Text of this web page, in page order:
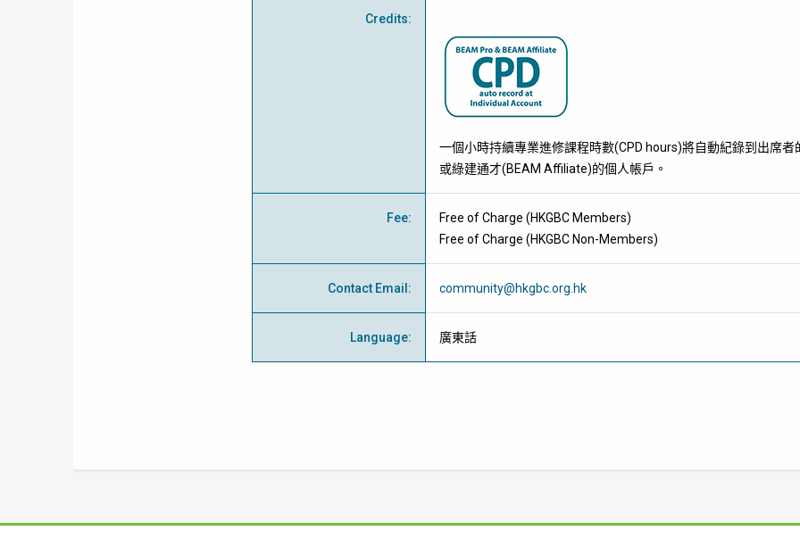
Credits:
一個小時持續專業進修課程時數(CPD hours)將自動紀錄到出席者
或綠建通才(BEAM Affiliate)的個人帳戶。
Fee: Free of Charge (HKGBC Members)
Free of Charge (HKGBC Non-Members)
Contact Email : community@hkgbc.org.hk
Language: 廣東話